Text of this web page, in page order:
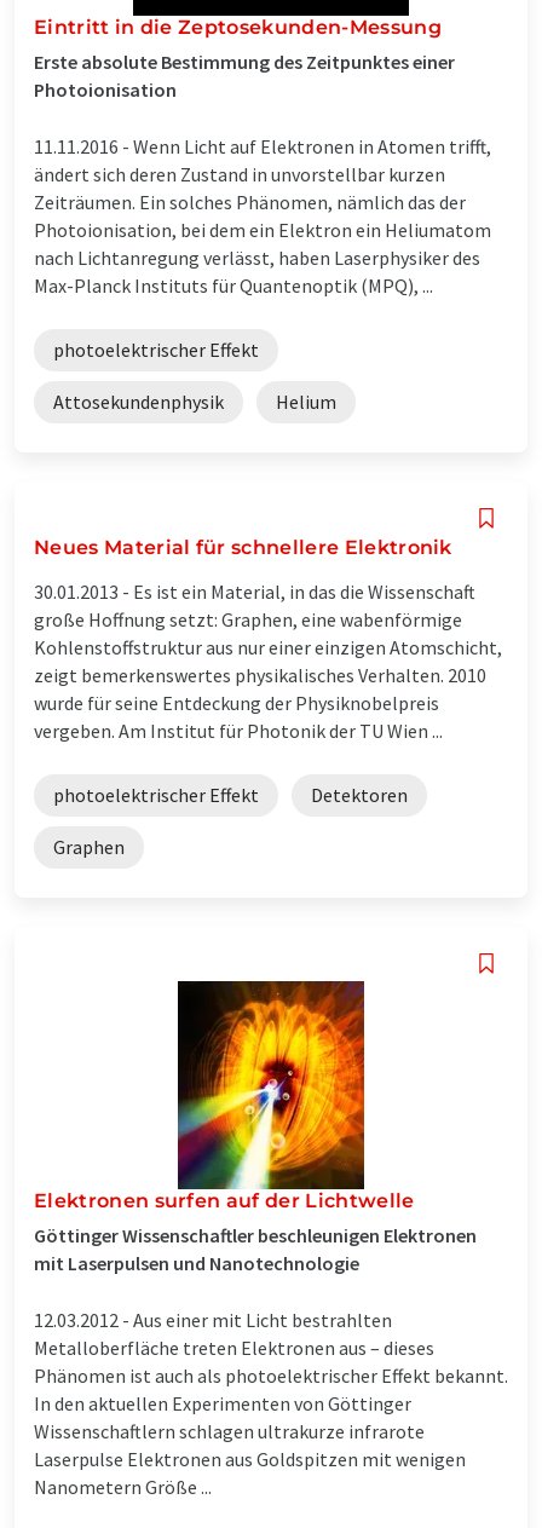
Eintritt in die Zeptosekunden-Messung
Erste absolute Bestimmung des Zeitpunktes einer
Photoionisation
11.11.2016 - Wenn Licht auf Elektronen in Atomen trifft,
ändert sich deren Zustand in unvorstellbar kurzen
Zeiträumen. Ein solches Phänomen, nämlich das der
Photoionisation, bei dem ein Elektron ein Heliumatom
nach Lichtanregung verlässt, haben Laserphysiker des
Max-Planck Instituts für Quantenoptik (MPQ), ...
photoelektrischer Effekt
Attosekundenphysik Helium
Neues Material für schnellere Elektronik
30.01.2013 - Es ist ein Material, in das die Wissenschaft
große Hoffnung setzt: Graphen, eine wabenförmige
Kohlenstoffstruktur aus nur einer einzigen Atomschicht,
zeigt bemerkenswertes physikalisches Verhalten. 2010
wurde für seine Entdeckung der Physiknobelpreis
vergeben. Am Institut für Photonik der TU Wien ...
photoelektrischer Effekt Detektoren
Graphen
Elektronen surfen auf der Lichtwelle
Göttinger Wissenschaftler beschleunigen Elektronen
mit Laserpulsen und Nanotechnologie
12.03.2012 - Aus einer mit Licht bestrahlten
Metalloberfläche treten Elektronen aus – dieses
Phänomen ist auch als photoelektrischer Effekt bekannt.
In den aktuellen Experimenten von Göttinger
Wissenschaftlern schlagen ultrakurze infrarote
Laserpulse Elektronen aus Goldspitzen mit wenigen
Nanometern Größe ...